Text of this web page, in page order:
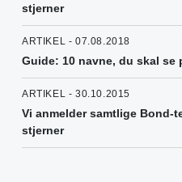
stjerner
ARTIKEL - 07.08.2018
Guide: 10 navne, du skal se
ARTIKEL - 30.10.2015
Vi anmelder samtlige Bond-
stjerner